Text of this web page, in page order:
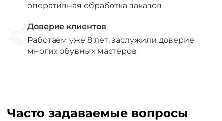
оперативная обработка заказов
Доверие клиентов
Работаем уже 8 лет, заслужили доверие
многих обувных мастеров
Часто задаваемые вопросы